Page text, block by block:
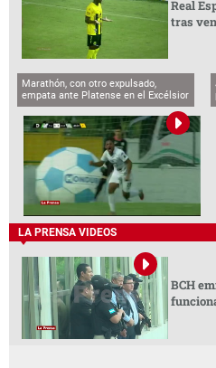
Real
tras
Marathón, con otro expulsado,
empata ante Platense en el Excélsior
LA PRENSA VIDEOS
BCH